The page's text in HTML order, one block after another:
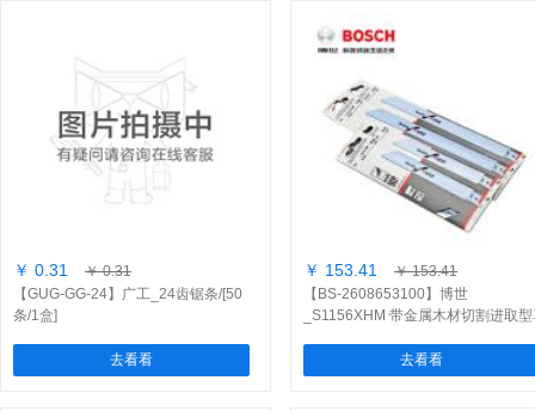
￥ 0.31
￥ 0.31
【GUG-GG-24】广工_24齿锯条/[50
条/1盒]
去看看
￥ 153.41
￥ 153.41
【BS-2608653100】博世
_S1156XHM 带金属木材切割进取
去看看